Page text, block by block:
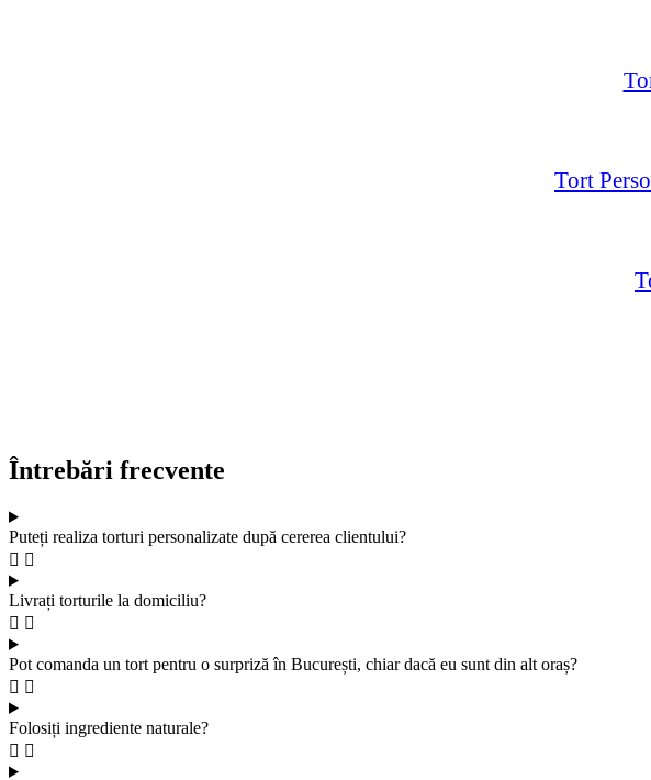
Tort
Întrebări frecvente
Puteți realiza torturi personalizate după cererea clientului?
Livrați torturile la domiciliu?
Pot comanda un tort pentru o surpriză în București, chiar dacă eu sunt din alt oraș?
Folosiți ingrediente naturale?